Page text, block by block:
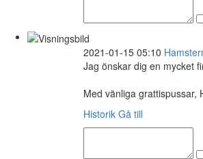
2021-01-15 05:10
Jag önskar dig en mycket
Med vänliga grattispussar,
Historik Gå till